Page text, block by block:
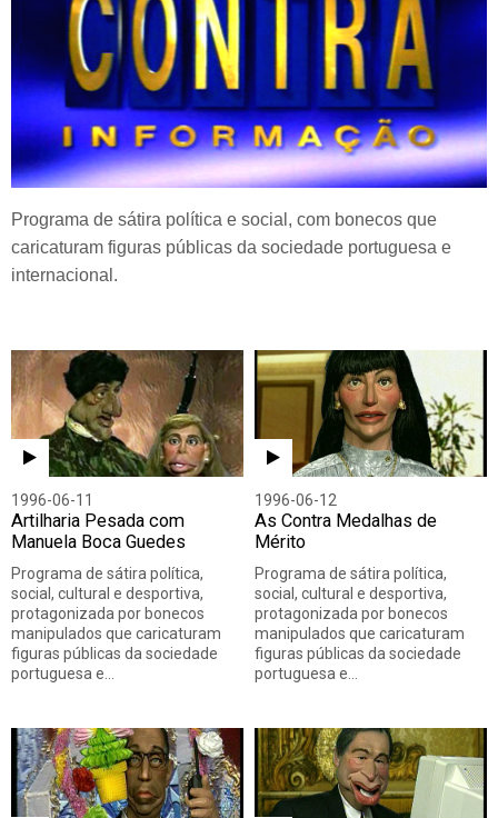
Programa de sátira política e social, com bonecos que
caricaturam figuras públicas da sociedade portuguesa e
internacional.
1996-06-11
Artilharia Pesada com
Manuela Boca Guedes
Programa de sátira política,
social, cultural e desportiva,
protagonizada por bonecos
manipulados que caricaturam
figuras públicas da sociedade
portuguesa e…
1996-06-12
As Contra Medalhas de
Mérito
Programa de sátira política,
social, cultural e desportiva,
protagonizada por bonecos
manipulados que caricaturam
figuras públicas da sociedade
portuguesa e…